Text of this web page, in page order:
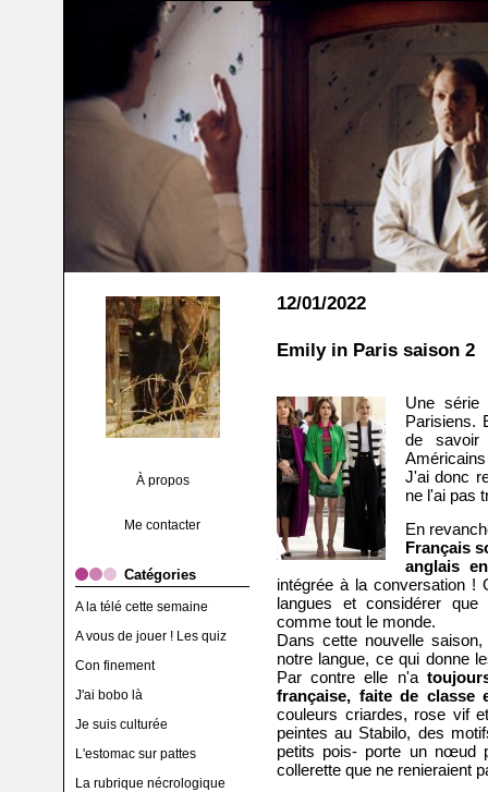
À propos
Me contacter
Catégories
A la télé cette semaine
A vous de jouer ! Les quiz
Con finement
J'ai bobo là
Je suis culturée
L'estomac sur pattes
La rubrique nécrologique
12/01/2022
Emily in Paris saison 2
Une
Parisiens.
de
J'ai donc
ne l'ai pas
En
Français
anglais
intégrée à la conversation !
langues et considérer
comme tout le monde.
Dans cette nouvelle
notre langue, ce qui donne
Par contre elle n'a
française, faite de classe
couleurs criardes, rose vif
peintes au Stabilo, des
petits pois- porte un nœud
collerette que ne renieraient